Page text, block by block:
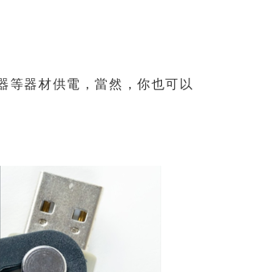
等器材供電，當然，你也可以